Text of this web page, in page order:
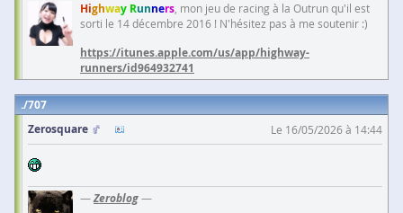
Highway Runners, mon jeu de racing à la Outrun qu'il est
sorti le 14 décembre 2016 ! N'hésitez pas à me soutenir :)
https://itunes.apple.com/us/app/highway-
runners/id964932741
707
Zerosquare
Le 16/05/2026 à 14:44
—Zeroblog—